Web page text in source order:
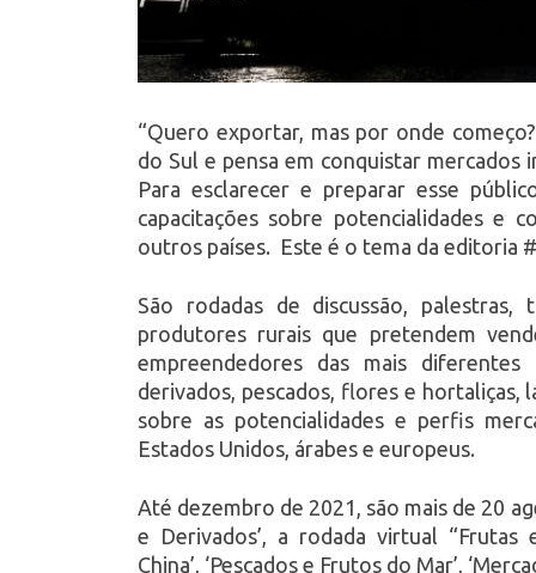
“Quero exportar, mas por onde
do Sul e pensa em conquistar
Para esclarecer e preparar esse
capacitações sobre potencialidades e
outros países. Este é o tema da editoria
São rodadas de discussão,
produtores rurais que pretendem
empreendedores das mais
derivados, pescados, flores e hortaliças,
sobre as potencialidades e perfis
Estados Unidos, árabes e europeus.
Até dezembro de 2021, são mais de 20
e Derivados’, a rodada virtual “Frutas
China’, ‘Pescados e Frutos do Mar’,